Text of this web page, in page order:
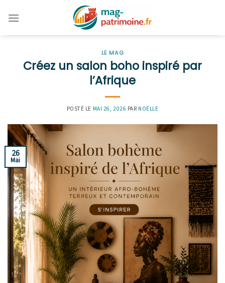
LE MAG
Créez un salon boho inspiré par
l’Afrique
POSTÉ LE MAI 26, 2026 PAR NOËLLE
26
Mai